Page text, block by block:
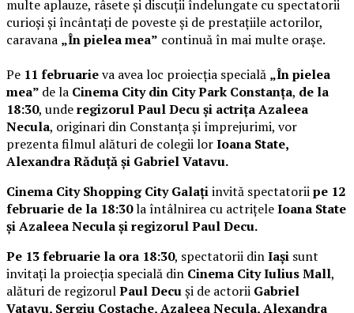
multe aplauze, râsete și discuții îndelungate cu spectatorii
curioși și încântați de poveste și de prestațiile actorilor,
caravana „În pielea mea” continuă în mai multe orașe.
Pe 11 februarieva avea loc proiecția specială „În pielea
mea” de la Cinema City din City Park Constanța, de la
18:30, underegizorul Paul Decu și actrița Azaleea
Necula, originari din Constanța și împrejurimi, vor
prezenta filmul alături de colegii lorIoana State,
Alexandra Răduță și Gabriel Vatavu.
Cinema City Shopping City Galațiinvită spectatoriipe 12
februarie de la 18:30la întâlnirea cu actrițeleIoana State
și Azaleea Necula și regizorul Paul Decu.
Pe 13 februarie la ora 18:30, spectatorii dinIași sunt
invitați la proiecția specială din Cinema City Iulius Mall,
alături de regizorulPaul Decuși de actorii Gabriel
Vatavu, Sergiu Costache, Azaleea Necula, Alexandra